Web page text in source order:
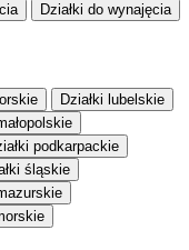
Działki do wynajęcia
Działki lubelskie
podkarpackie
śląskie